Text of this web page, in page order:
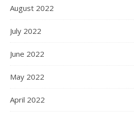
August 2022
July 2022
June 2022
May 2022
April 2022